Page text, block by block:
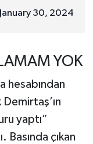
January 30, 2024
YOK
hesabından
Demirtaş’ın
yaptı”
Basında çıkan